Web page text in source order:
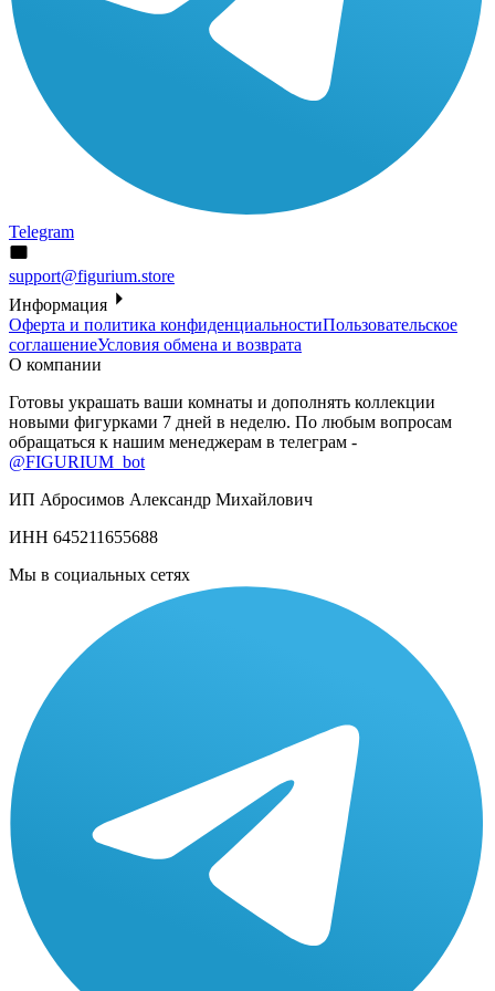
Telegram
support@figurium.store
Информация
Оферта и политика конфиденциальностиПользовательское
соглашениеУсловия обмена и возврата
О компании
Готовы украшать ваши комнаты и дополнять коллекции
новыми фигурками 7 дней в неделю. По любым вопросам
обращаться к нашим менеджерам в телеграм -
@FIGURIUM_bot
ИП Абросимов Александр Михайлович
ИНН 645211655688
Мы в социальных сетях